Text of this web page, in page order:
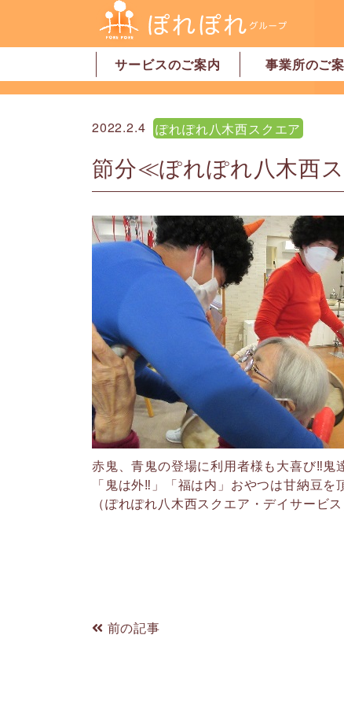
サービスのご案内
居宅介護支援
訪問介護
訪問看護
デイサービス
グループホーム
地域密着型特別養護老人ホーム
ショートステイ
有料老人ホーム
サービス付高齢者向け住宅
家事代行サービス
「認可」小規模保育園
事業所のご
事業所一覧・
事業所一覧・
2022.2.4 ぽれぽれ八木西スクエア
節分≪ぽれぽれ八木西
赤鬼、青鬼の登場に利用者様も大喜び‼鬼
「鬼は外‼」「福は内」おやつは甘納豆を
（ぽれぽれ八木西スクエア・デイサービス
前の記事